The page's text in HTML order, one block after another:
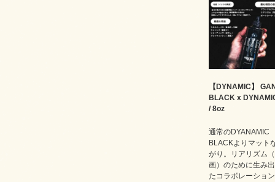
【DYNAMIC】
BLACK x
/ 8oz
通常のDYANAMIC
BLACKよりマット
がり。リアリズム
画）のために生み
たコラボレーショ